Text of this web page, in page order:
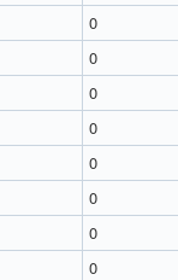
0
0
0
0
0
0
0
0